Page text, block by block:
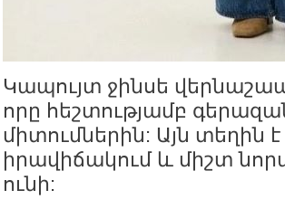
Կապույտ ջինսե
որը հեշտությամբ
միտումներին: Այն տեղին
իրավիճակում և միշտ
ունի: